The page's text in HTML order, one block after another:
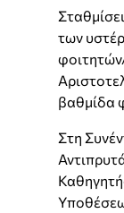
των
βαθμίδα
Στη